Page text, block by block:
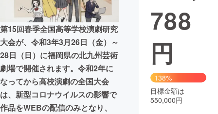
映像・映画
ビジネス・起業
まちづくり・地域活性化
CAMPFIRE for Social Good
CAMPFIRE Creation
CAMPFIREふるさと納税
コミュニティ
第15回春季全国高等学校演劇研究
大会が、令和3年3月26日（金）～
28日（日）に福岡県の北九州芸術
劇場で開催されます。令和2年に
なってから高校演劇の全国大会
は、新型コロナウイルスの影響で
作品をWEBの配信のみとなり、
788
円
138%
目標金額は
550,000円